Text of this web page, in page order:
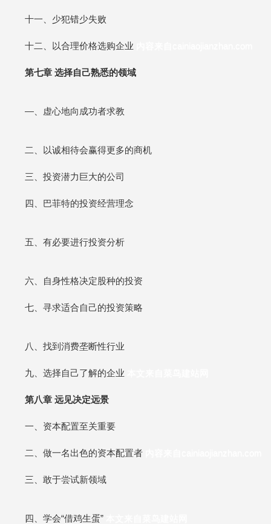
十一、少犯错少失败
十二、以合理价格选购企业
第七章 选择自己熟悉的领域
—、虚心地向成功者求教
二、以诚相待会赢得更多的商机
三、投资潜力巨大的公司
四、巴菲特的投资经营理念
五、有必要进行投资分析
六、自身性格决定股种的投资
七、寻求适合自己的投资策略
八、找到消费垄断性行业
九、选择自己了解的企业
第八章 远见决定远景
一、资本配置至关重要
二、做一名出色的资本配置者
三、敢于尝试新领域
四、学会“借鸡生蛋”